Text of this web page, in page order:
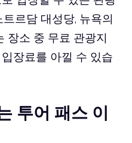
르담 대성당, 뉴욕의
장소 중 무료 관광지
장료를 아낄 수 있습
투어 패스 이